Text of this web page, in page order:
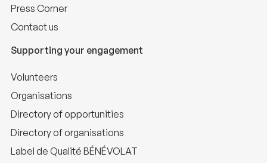
Press Corner
Contact us
Supporting your engagement
Volunteers
Organisations
Directory of opportunities
Directory of organisations
Label de Qualité BÉNÉVOLAT